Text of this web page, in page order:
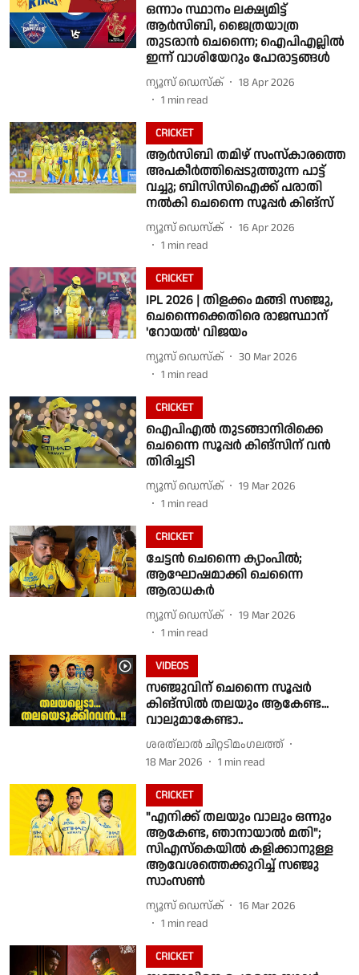
ഒന്നാം സ്ഥാനം ലക്ഷ്യമിട്ട്
ആർസിബി, ജൈത്രയാത്ര
തുടരാൻ ചെന്നൈ; ഐപിഎല്ലിൽ
ഇന്ന് വാശിയേറും പോരാട്ടങ്ങൾ
ന്യൂസ് ഡെസ്ക്
18 Apr 2026
1 min read
CRICKET
ആർസിബി തമിഴ്‌ സംസ്കാരത്തെ
അപകീർത്തിപ്പെടുത്തുന്ന പാട്ട്
വച്ചു; ബിസിസിഐക്ക് പരാതി
നൽകി ചെന്നൈ സൂപ്പർ കിങ്സ്
ന്യൂസ് ഡെസ്ക്
16 Apr 2026
1 min read
CRICKET
IPL 2026 | തിളക്കം മങ്ങി സഞ്ജു,
ചെന്നൈക്കെതിരെ രാജസ്ഥാന്
'റോയല്‍' വിജയം
ന്യൂസ് ഡെസ്ക്
30 Mar 2026
1 min read
CRICKET
ഐപിഎല്‍ തുടങ്ങാനിരിക്കെ
ചെന്നൈ സൂപ്പര്‍ കിങ്‌സിന് വൻ
തിരിച്ചടി
ന്യൂസ് ഡെസ്ക്
19 Mar 2026
1 min read
CRICKET
ചേട്ടൻ ചെന്നൈ ക്യാംപിൽ;
ആഘോഷമാക്കി ചെന്നൈ
ആരാധകർ
ന്യൂസ് ഡെസ്ക്
19 Mar 2026
1 min read
VIDEOS
സഞ്ജുവിന് ചെന്നൈ സൂപ്പർ
കിങ്സിൽ തലയും ആകേണ്ട...
വാലുമാകേണ്ടാ..
ശരത്‌ലാൽ ചിറ്റടിമംഗലത്ത്
18 Mar 2026
1 min read
CRICKET
"എനിക്ക് തലയും വാലും ഒന്നും
ആകേണ്ട, ഞാനായാൽ മതി";
സിഎസ്‌കെയിൽ കളിക്കാനുള്ള
ആവേശത്തെക്കുറിച്ച് സഞ്ജു
സാംസൺ
ന്യൂസ് ഡെസ്ക്
16 Mar 2026
1 min read
CRICKET